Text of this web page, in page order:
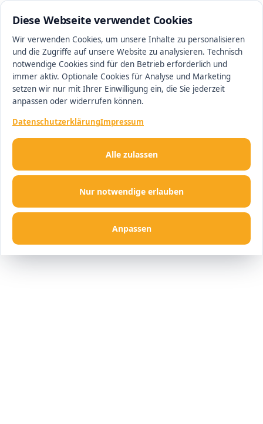
Diese Webseite verwendet Cookies
Wir verwenden Cookies, um unsere Inhalte zu personalisieren
und die Zugriffe auf unsere Website zu analysieren. Technisch
notwendige Cookies sind für den Betrieb erforderlich und
immer aktiv. Optionale Cookies für Analyse und Marketing
setzen wir nur mit Ihrer Einwilligung ein, die Sie jederzeit
anpassen oder widerrufen können.
DatenschutzerklärungImpressum
Nur notwendige erlauben
Anpassen
Alle zulassen